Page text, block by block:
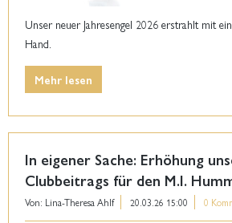
Unser neuer Jahresengel 2026 erstrahlt mit
Hand.
Mehr lesen
In eigener Sache: Erhöhung
Clubbeitrags für den M.I.
Von: Lina-Theresa Ahlf 20.03.26 15:00 0